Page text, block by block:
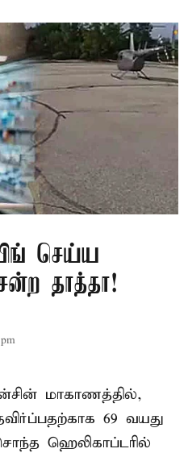
செய்ய
தாத்தா!
மாகாணத்தில்,
69 வயது
ஹெலிகாப்டரில்